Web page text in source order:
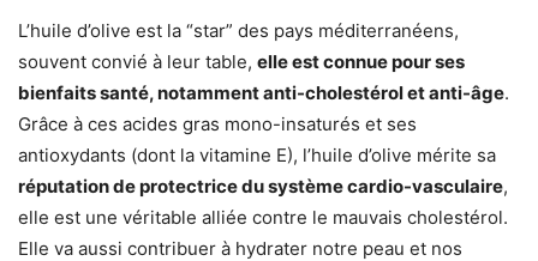
L’huile d’olive est la “star” des pays méditerranéens,
souvent convié à leur table, elle est connue pour ses
bienfaits santé, notamment anti-cholestérol et anti-âge.
Grâce à ces acides gras mono-insaturés et ses
antioxydants (dont la vitamine E), l’huile d’olive mérite sa
réputation de protectrice du système cardio-vasculaire,
elle est une véritable alliée contre le mauvais cholestérol.
Elle va aussi contribuer à hydrater notre peau et nos